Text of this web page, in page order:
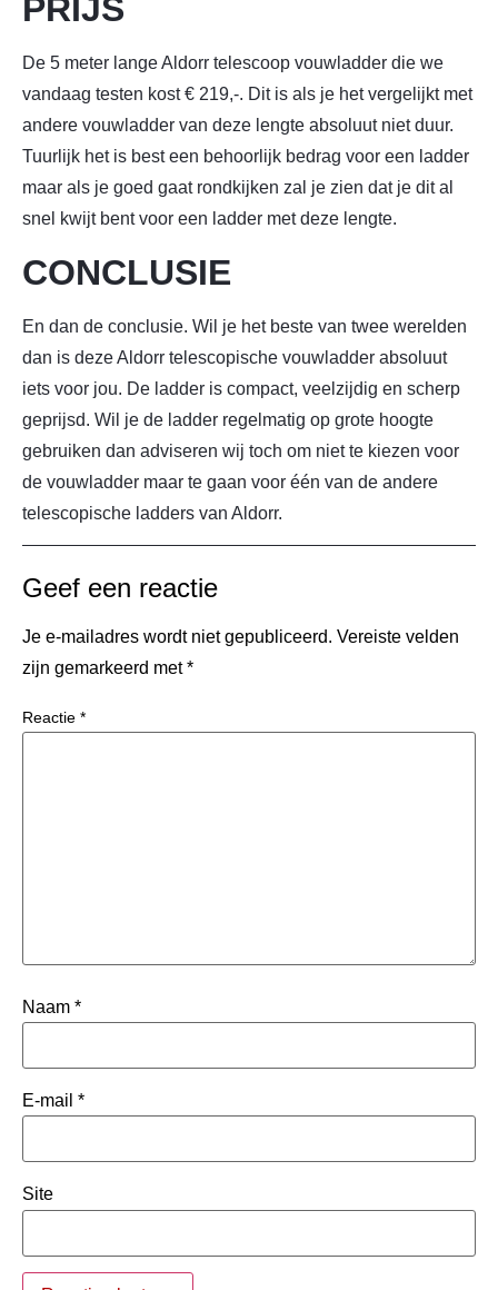
PRIJS
De 5 meter lange Aldorr telescoop vouwladder die we
vandaag testen kost € 219,-. Dit is als je het vergelijkt met
andere vouwladder van deze lengte absoluut niet duur.
Tuurlijk het is best een behoorlijk bedrag voor een ladder
maar als je goed gaat rondkijken zal je zien dat je dit al
snel kwijt bent voor een ladder met deze lengte.
CONCLUSIE
En dan de conclusie. Wil je het beste van twee werelden
dan is deze Aldorr telescopische vouwladder absoluut
iets voor jou. De ladder is compact, veelzijdig en scherp
geprijsd. Wil je de ladder regelmatig op grote hoogte
gebruiken dan adviseren wij toch om niet te kiezen voor
de vouwladder maar te gaan voor één van de andere
telescopische ladders van Aldorr.
Geef een reactie
Je e-mailadres wordt niet gepubliceerd. Vereiste velden
zijn gemarkeerd met*
Reactie *
Naam *
E-mail *
Site